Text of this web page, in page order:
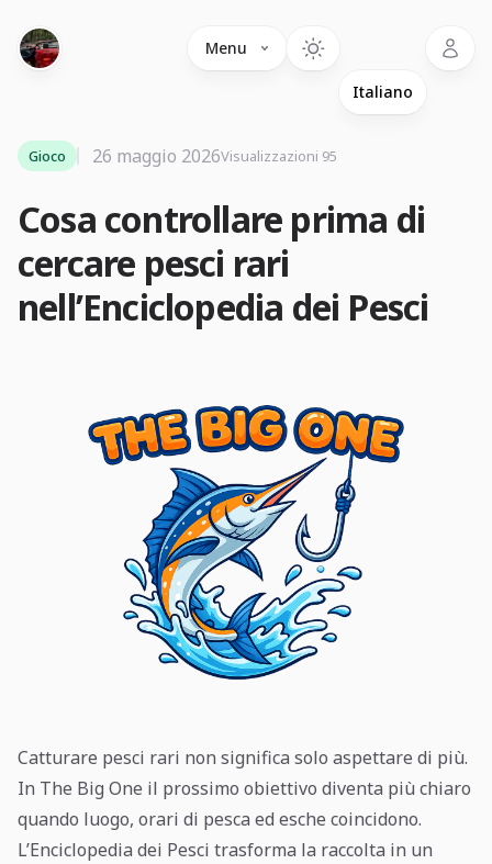
Menu
Cosa controllare prima di
cercare pesci rari
nell’Enciclopedia dei Pesci
Gioco 26 maggio 2026Visualizzazioni 95
Catturare pesci rari non significa solo aspettare di più.
In The Big One il prossimo obiettivo diventa più chiaro
quando luogo, orari di pesca ed esche coincidono.
L’Enciclopedia dei Pesci trasforma la raccolta in un